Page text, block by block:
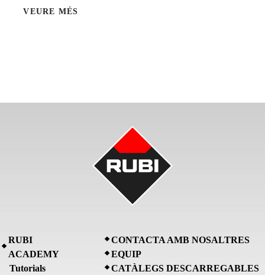
VEURE MÉS
RUBI
ACADEMY
Tutorials
CONTACTA AMB NOSALTRES
EQUIP
CATÀLEGS DESCARREGABLES